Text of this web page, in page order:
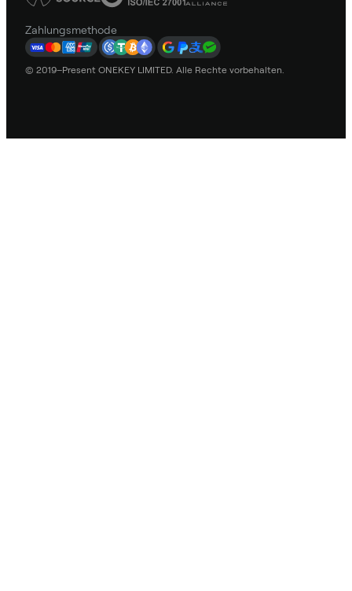
Zahlungsmethode
© 2019–Present ONEKEY LIMITED. Alle Rechte vorbehalten.